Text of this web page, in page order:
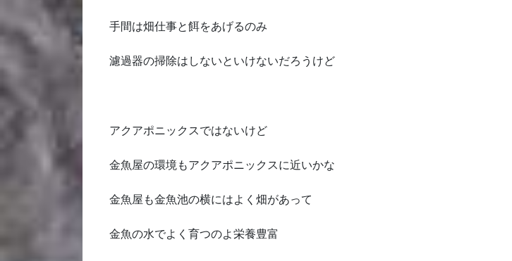
手間は畑仕事と餌をあげるのみ
濾過器の掃除はしないといけないだろうけど
アクアポニックスではないけど
金魚屋の環境もアクアポニックスに近いかな
金魚屋も金魚池の横にはよく畑があって
金魚の水でよく育つのよ栄養豊富